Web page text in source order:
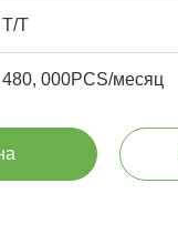
Т/Т
480, 000PCS/месяц